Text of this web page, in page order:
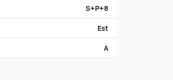
S+P+8
Est
A